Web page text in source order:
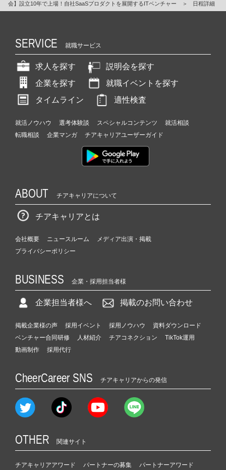
会】設立10年で上場！自社SaaSプロダクトを展開するITベンチャー
＞ 日程詳細
SERVICE 就職サービス
求人を探す
説明会を探す
企業を探す
就職イベントを探す
タイムライン
適性検査
就活ノウハウ 選考体験談 スペシャルコンテンツ
就活相談
転職相談
企業マンガ チアキャリアユーザーガイド
ABOUT チアキャリアについて
チアキャリアとは
会社概要 ニュースルーム
メディア出演・掲載
プライバシーポリシー
BUSINESS 企業・採用担当者様
企業担当者様へ 掲載のお問い合わせ
掲載企業様の声 採用イベント 採用ノウハウ
資料ダウンロード
ベンチャー合同研修
人材紹介 チアコネクション
TikTok運用
動画制作
採用代行
CheerCareer SNS チアキャリアからの発信
OTHER 関連サイト
チアキャリアアワード パートナーの募集 パートナーアワード